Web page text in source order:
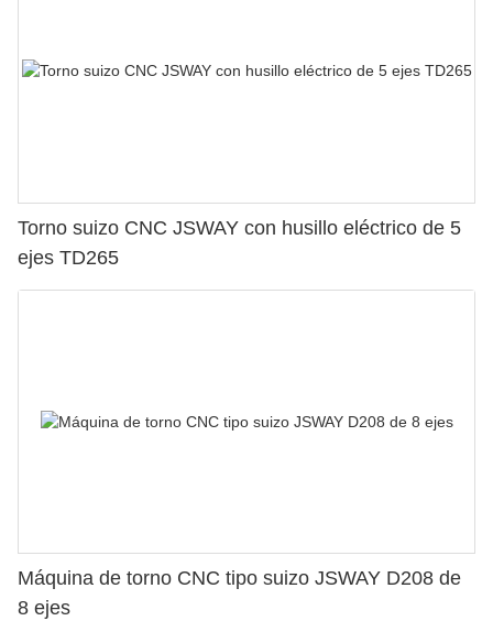
Torno suizo CNC JSWAY con husillo eléctrico de 5
ejes TD265
Máquina de torno CNC tipo suizo JSWAY D208 de
8 ejes